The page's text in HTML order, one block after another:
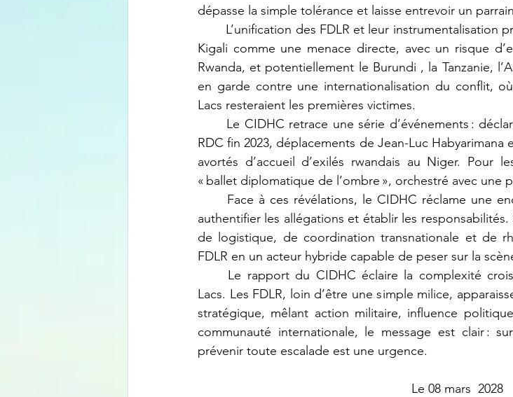
dépasse la simple tolérance et laisse entrevoir un
Kigali comme une menace directe, avec un risque
Rwanda, et potentiellement le Burundi , la Tanzanie,
en garde contre une internationalisation du conflit,
Lacs resteraient les premières victimes.
RDC fin 2023, déplacements de Jean-Luc Habyarimana
avortés d’accueil d’exilés rwandais au Niger. Pour
« ballet diplomatique de l’ombre », orchestré avec une
authentifier les allégations et établir les
de logistique, de coordination transnationale et de
FDLR en un acteur hybride capable de peser sur la
Lacs. Les FDLR, loin d’être une simple milice,
stratégique, mêlant action militaire, influence
communauté internationale, le message est clair :
prévenir toute escalade est une urgence.
Le 08 mars  2028